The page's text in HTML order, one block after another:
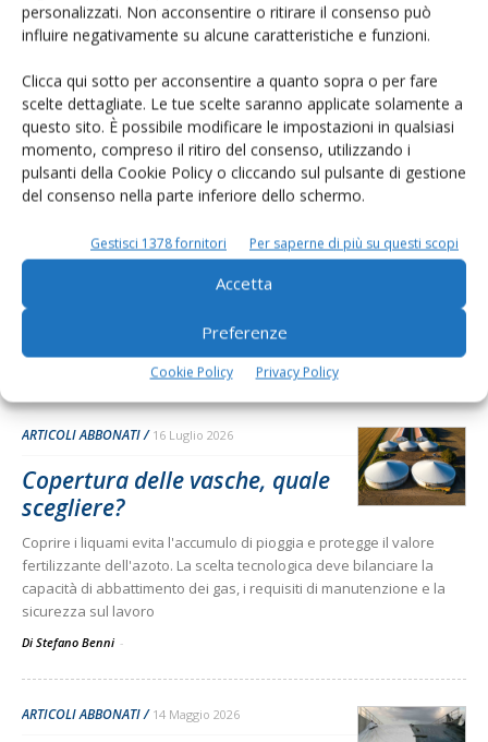
personalizzati. Non acconsentire o ritirare il consenso può
influire negativamente su alcune caratteristiche e funzioni.
Clicca qui sotto per acconsentire a quanto sopra o per fare
scelte dettagliate. Le tue scelte saranno applicate solamente a
questo sito. È possibile modificare le impostazioni in qualsiasi
momento, compreso il ritiro del consenso, utilizzando i
pulsanti della Cookie Policy o cliccando sul pulsante di gestione
del consenso nella parte inferiore dello schermo.
Gestisci 1378 fornitori Per saperne di più su questi scopi
Accetta
Preferenze
Cookie Policy Privacy Policy
Dalla stessa categoria
ARTICOLI ABBONATI 30 Luglio 2026
Così i centri genetici fanno
crescere la zootecnia italiana
La loro esperienza mostra come gli aspetti chiave del loro lavoro
siano genomica, selezione e valorizzazione economica
Di Chiara Santomassimo-
ARTICOLI ABBONATI 16 Luglio 2026
Copertura delle vasche, quale
scegliere?
Coprire i liquami evita l'accumulo di pioggia e protegge il valore
fertilizzante dell'azoto. La scelta tecnologica deve bilanciare la
capacità di abbattimento dei gas, i requisiti di manutenzione e la
sicurezza sul lavoro
Di Stefano Benni -
ARTICOLI ABBONATI 14 Maggio 2026